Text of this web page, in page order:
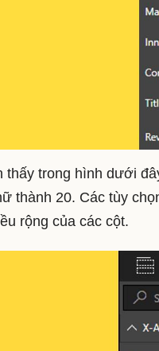
thấy trong hình dưới
thành 20. Các tùy
rộng của các cột.